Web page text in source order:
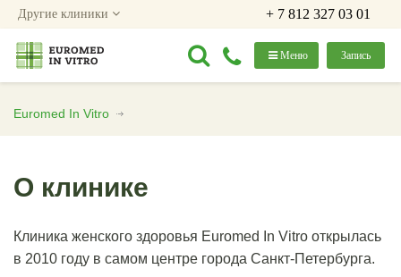
+ 7 812 327 03 01
Другие клиники
Запись
Меню
Euromed In Vitro
О клинике
Клиника женского здоровья Euromed In Vitro открылась
в 2010 году в самом центре города Санкт-Петербурга.